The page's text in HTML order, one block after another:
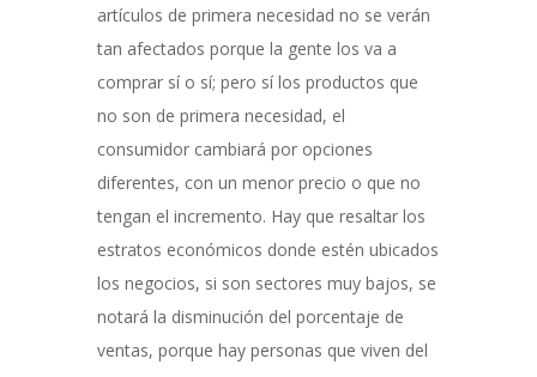
artículos de primera necesidad no se verán
tan afectados porque la gente los va a
comprar sí o sí; pero sí los productos que
no son de primera necesidad, el
consumidor cambiará por opciones
diferentes, con un menor precio o que no
tengan el incremento. Hay que resaltar los
estratos económicos donde estén ubicados
los negocios, si son sectores muy bajos, se
notará la disminución del porcentaje de
ventas, porque hay personas que viven del